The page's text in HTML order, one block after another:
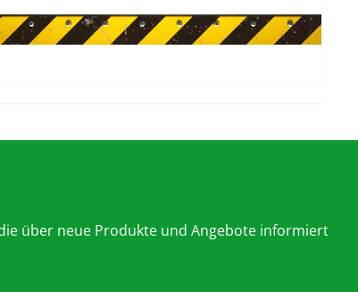
über neue Produkte und Angebote informiert